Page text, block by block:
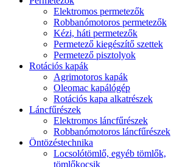
Elektromos permetezők
Robbanómotoros permetezők
Kézi, háti permetezők
Permetező kiegészítő szettek
Permetező pisztolyok
Rotációs kapák
Agrimotoros kapák
Oleomac kapálógép
Rotációs kapa alkatrészek
Láncfűrészek
Elektromos láncfűrészek
Robbanómotoros láncfűrészek
Öntözéstechnika
Locsolótömlő, egyéb tömlők,
tömlőkocsik